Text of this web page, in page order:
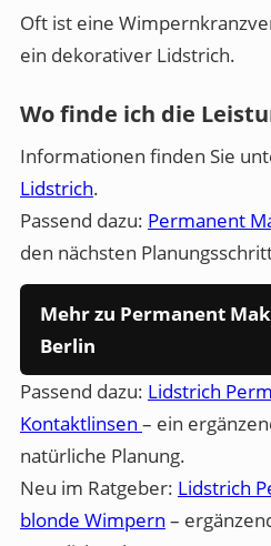
Oft ist eine
ein dekorativer Lidstrich.
Wo finde ich die
Informationen finden Sie
Lidstrich.
Passend dazu: Permanent
den nächsten
Mehr zu Permanent
Berlin
Passend dazu: Lidstrich
Kontaktlinsen – ein
natürliche Planung.
Neu im Ratgeber: Lidstrich
blonde Wimpern –